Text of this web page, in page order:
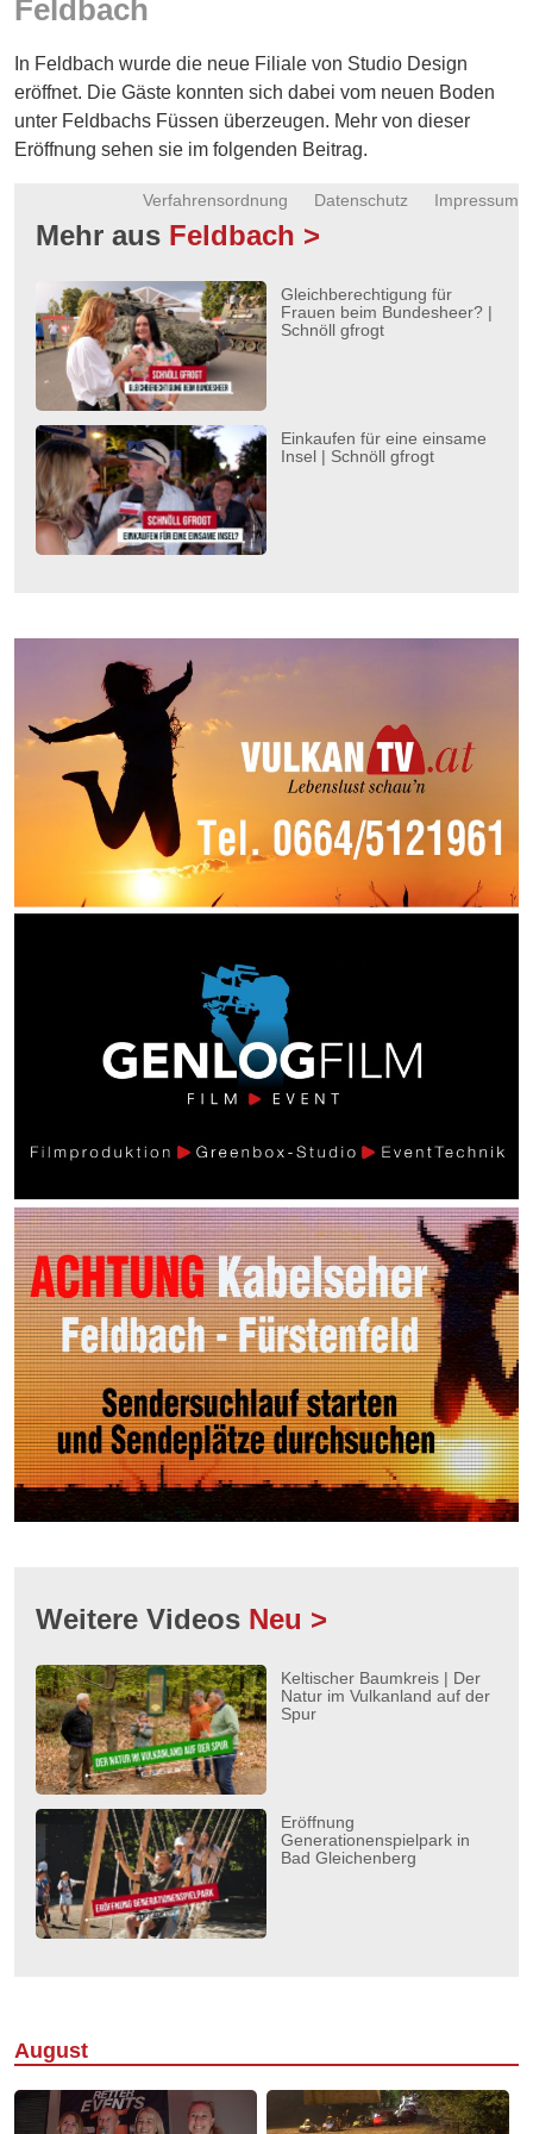
Energie
Schnöll
gfrogt
Zonen
Feldbach
In Feldbach wurde die neue Filiale von Studio Design
eröffnet. Die Gäste konnten sich dabei vom neuen Boden
unter Feldbachs Füssen überzeugen. Mehr von dieser
Eröffnung sehen sie im folgenden Beitrag.
Impressum
Datenschutz
Verfahrensordnung
Mehr aus Feldbach >
Gleichberechtigung für
Frauen beim Bundesheer? |
Schnöll gfrogt
Einkaufen für eine einsame
Insel | Schnöll gfrogt
Weitere Videos Neu >
Keltischer Baumkreis | Der
Natur im Vulkanland auf der
Spur
Eröffnung
Generationenspielpark in
Bad Gleichenberg
August